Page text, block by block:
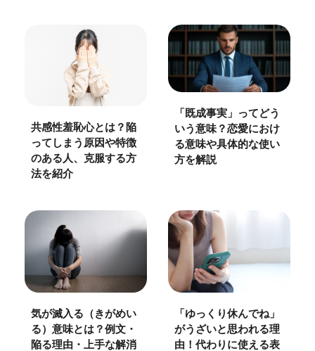
共感性羞恥心とは？陥
ってしまう原因や特徴
のある人、克服する方
法を紹介
「既成事実」ってどう
いう意味？恋愛におけ
る意味や具体的な使い
方を解説
気が滅入る（きがめい
る）意味とは？例文・
陥る理由・上手な解消
「ゆっくり休んでね」
がうざいと思われる理
由！代わりに使える表